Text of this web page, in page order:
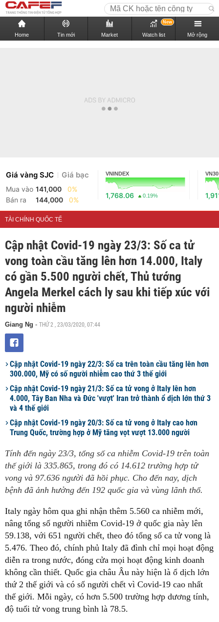
Home Tin mới Market Watch list
New
Mở rộng
Giá vàng SJC Giá bạc
Mua vào 141,000
0%
Bán ra
144,000 0%
VNINDEX
1,768.06 0.19%
VN30
TÀI CHÍNH QUỐC TẾ
Cập nhật Covid-19 ngày 23/3: Số ca tử
vong toàn cầu tăng lên hơn 14.000, Italy
có gần 5.500 người chết, Thủ tướng
Angela Merkel cách ly sau khi tiếp xúc với
người nhiễm
Giang Ng - THỨ 2 , 23/03/2020, 07:44
Cập nhật Covid-19 ngày 22/3: Số ca trên toàn cầu tăng lên hơn
300.000, Mỹ có số người nhiễm cao thứ 3 thế giới
Cập nhật Covid-19 ngày 21/3: Số ca tử vong ở Italy lên hơn
4.000, Tây Ban Nha và Đức 'vượt' Iran trở thành ổ dịch lớn thứ 3
và 4 thế giới
Cập nhật Covid-19 ngày 20/3: Số ca tử vong ở Italy cao hơn
Trung Quốc, trường hợp ở Mỹ tăng vọt vượt 13.000 người
Tính đến ngày 23/3, tổng số ca nhiễm Covid-19 trên toàn
thế giới là 335.865, trong đó có 14.612 trường hợp tử
vong và 97.636 người đã hồi phục. Cho đến nay, dịch
bệnh đã ảnh hưởng đến 192 quốc gia và vùng lãnh thổ.
Italy ngày hôm qua ghi nhận thêm 5.560 ca nhiễm mới,
nâng tổng số người nhiễm Covid-19 ở quốc gia này lên
59.138, với 651 người chết, theo đó tổng số ca tử vong là
5.476. Theo đó, chính phủ Italy đã đình chỉ mọi hoạt động
diễn ra trong nước, đóng cửa mọi hoạt động kinh doanh
không cần thiết. Quốc gia châu Âu này hiện là ổ dịch lớn
thứ 2 thế giới và có số người chết vì Covid-19 cao nhất
thế giới. Mỗi ngày, có hơn 5.500 trường hợp dương tính,
độ tuổi tử vong trung bình là 78.5.